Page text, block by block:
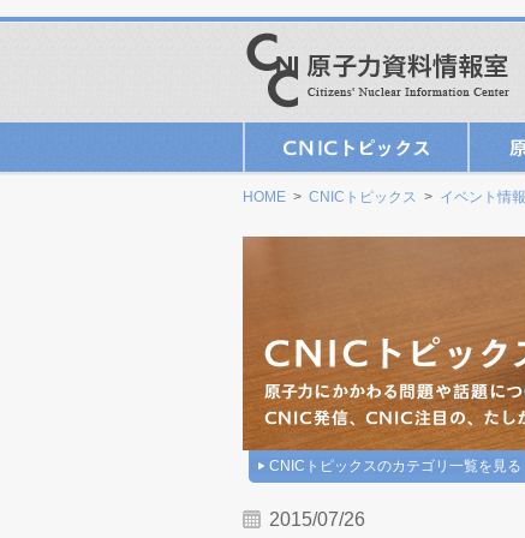
HOME > CNICトピックス > イベント情報
CNICトピックスのカテゴリ一覧を見る
2015/07/26